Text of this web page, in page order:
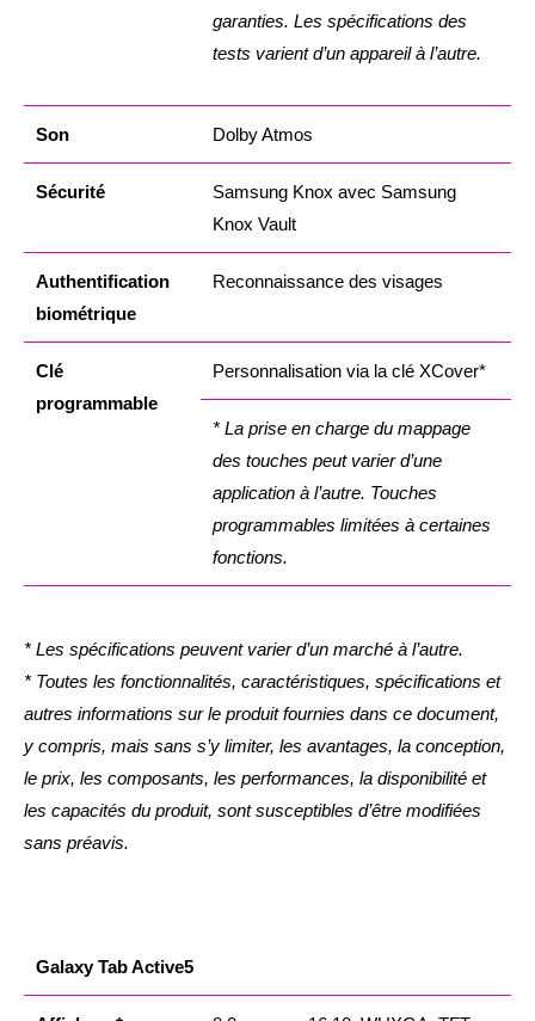
garanties. Les spécifications des
tests varient d’un appareil à l’autre.
Son Dolby Atmos
Sécurité
Samsung Knox avec Samsung
Knox Vault
Authentification
biométrique
Reconnaissance des visages
Clé
programmable
Personnalisation via la clé XCover*
* La prise en charge du mappage
des touches peut varier d’une
application à l’autre. Touches
programmables limitées à certaines
fonctions.
* Les spécifications peuvent varier d’un marché à l’autre.
* Toutes les fonctionnalités, caractéristiques, spécifications et
autres informations sur le produit fournies dans ce document,
y compris, mais sans s’y limiter, les avantages, la conception,
le prix, les composants, les performances, la disponibilité et
les capacités du produit, sont susceptibles d’être modifiées
sans préavis.
Galaxy Tab Active5